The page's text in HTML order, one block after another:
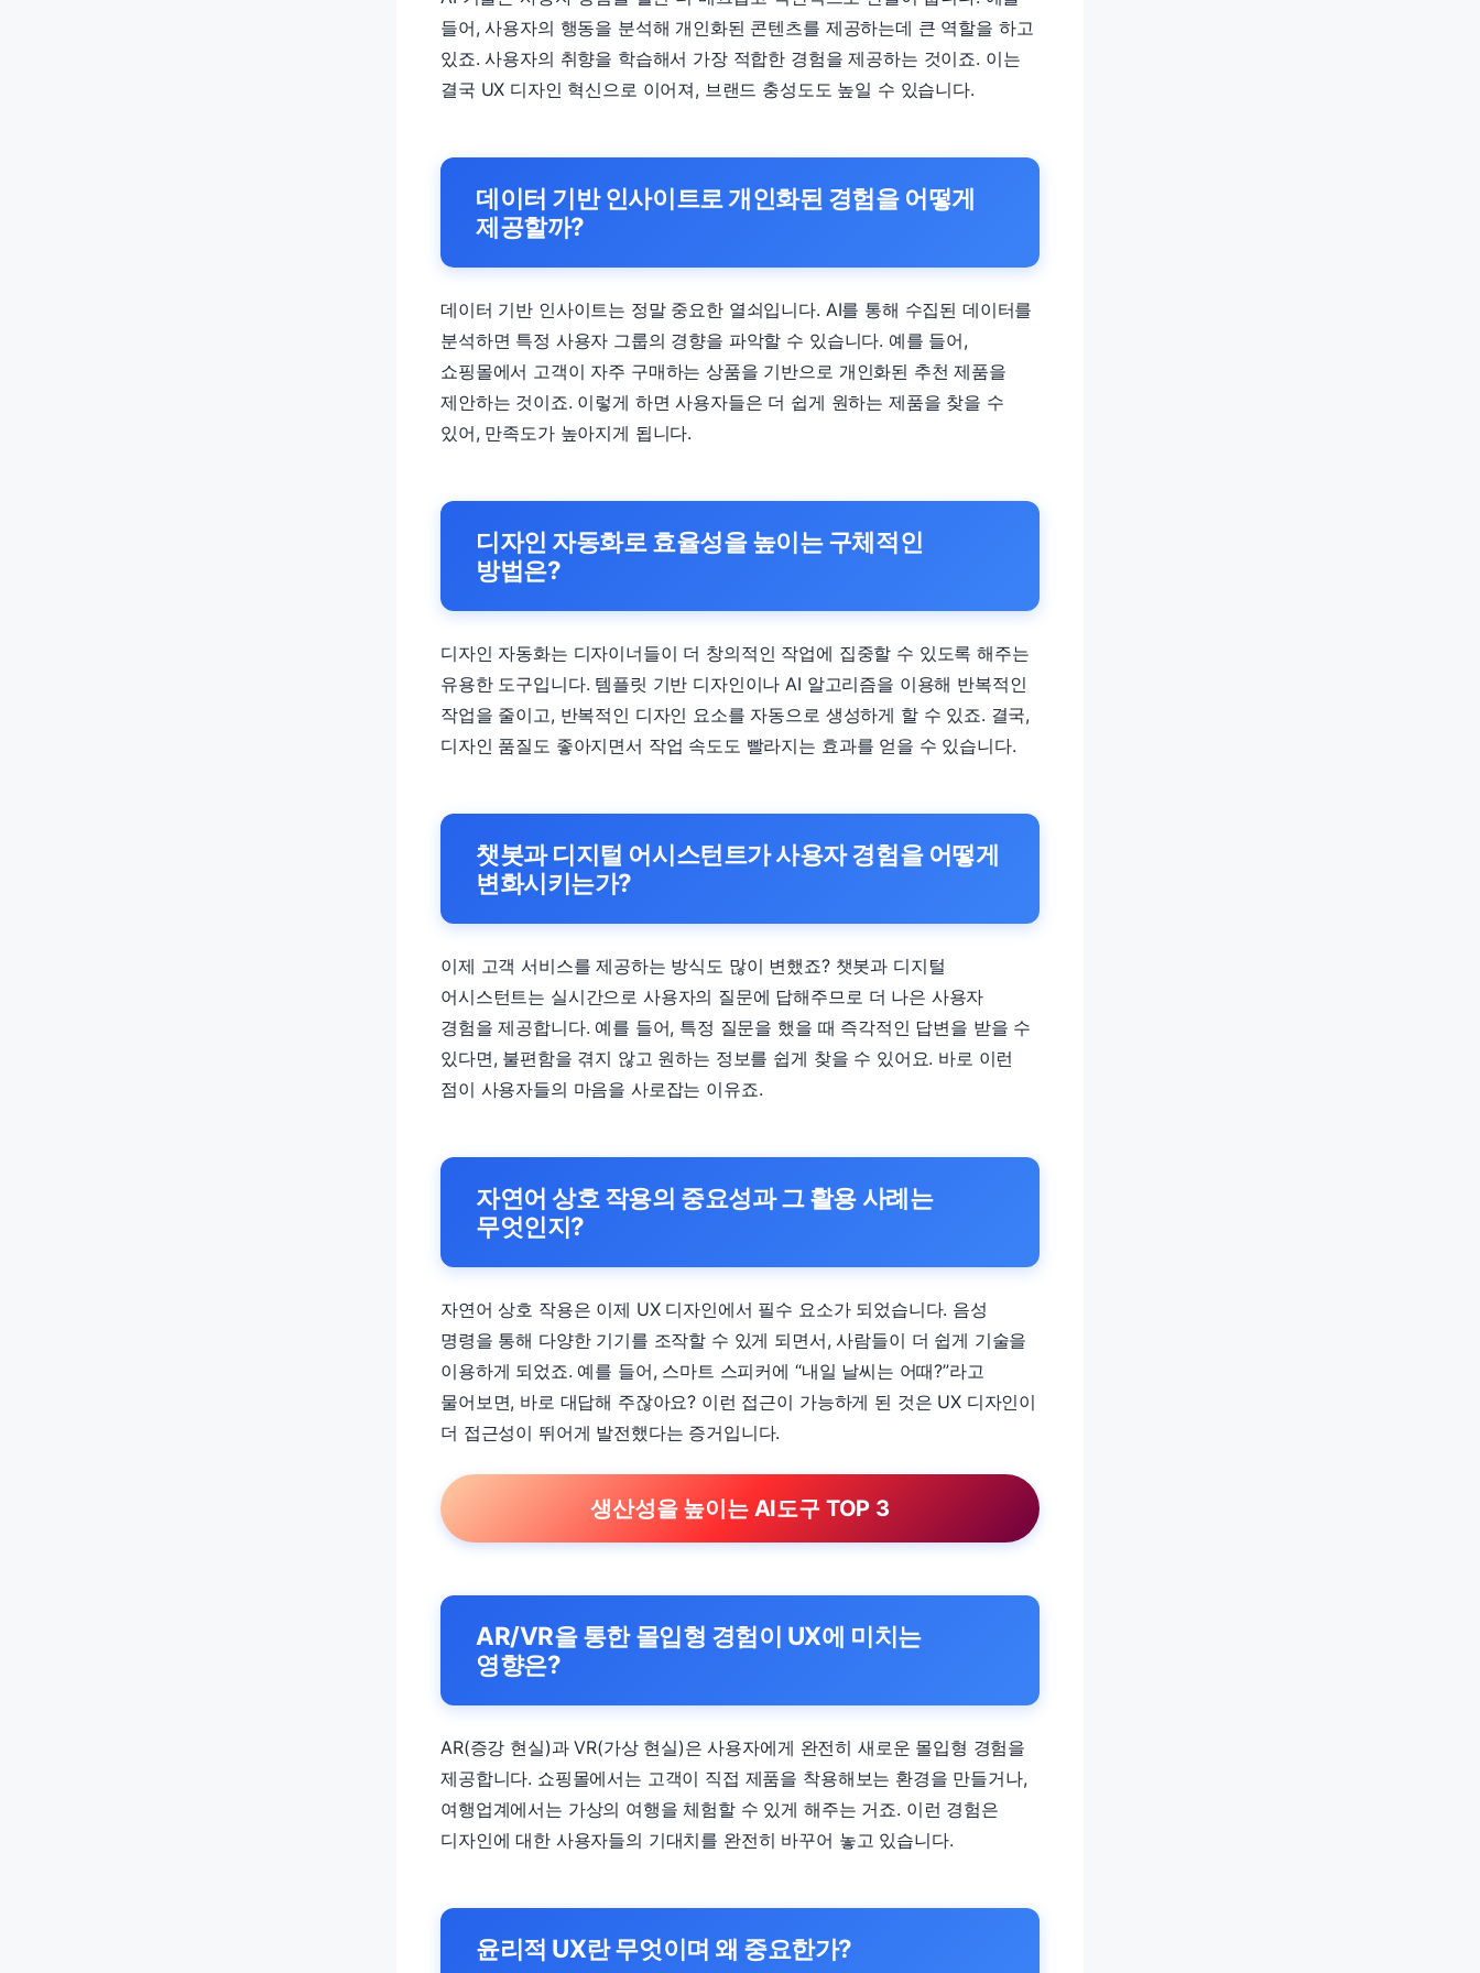
들어, 사용자의 행동을 분석해 개인화된 콘텐츠를 제공하는데 큰 역할을 하고
있죠. 사용자의 취향을 학습해서 가장 적합한 경험을 제공하는 것이죠. 이는
결국 UX 디자인 혁신으로 이어져, 브랜드 충성도도 높일 수 있습니다.
데이터 기반 인사이트로 개인화된 경험을 어떻게
제공할까?
데이터 기반 인사이트는 정말 중요한 열쇠입니다. AI를 통해 수집된 데이터를
분석하면 특정 사용자 그룹의 경향을 파악할 수 있습니다. 예를 들어,
쇼핑몰에서 고객이 자주 구매하는 상품을 기반으로 개인화된 추천 제품을
제안하는 것이죠. 이렇게 하면 사용자들은 더 쉽게 원하는 제품을 찾을 수
있어, 만족도가 높아지게 됩니다.
디자인 자동화로 효율성을 높이는 구체적인
방법은?
디자인 자동화는 디자이너들이 더 창의적인 작업에 집중할 수 있도록 해주는
유용한 도구입니다. 템플릿 기반 디자인이나 AI 알고리즘을 이용해 반복적인
작업을 줄이고, 반복적인 디자인 요소를 자동으로 생성하게 할 수 있죠. 결국,
디자인 품질도 좋아지면서 작업 속도도 빨라지는 효과를 얻을 수 있습니다.
챗봇과 디지털 어시스턴트가 사용자 경험을 어떻게
변화시키는가?
이제 고객 서비스를 제공하는 방식도 많이 변했죠? 챗봇과 디지털
어시스턴트는 실시간으로 사용자의 질문에 답해주므로 더 나은 사용자
경험을 제공합니다. 예를 들어, 특정 질문을 했을 때 즉각적인 답변을 받을 수
있다면, 불편함을 겪지 않고 원하는 정보를 쉽게 찾을 수 있어요. 바로 이런
점이 사용자들의 마음을 사로잡는 이유죠.
자연어 상호 작용의 중요성과 그 활용 사례는
무엇인지?
자연어 상호 작용은 이제 UX 디자인에서 필수 요소가 되었습니다. 음성
명령을 통해 다양한 기기를 조작할 수 있게 되면서, 사람들이 더 쉽게 기술을
이용하게 되었죠. 예를 들어, 스마트 스피커에 “내일 날씨는 어때?”라고
물어보면, 바로 대답해 주잖아요? 이런 접근이 가능하게 된 것은 UX 디자인이
더 접근성이 뛰어게 발전했다는 증거입니다.
생산성을 높이는 AI도구 TOP 3
AR/VR을 통한 몰입형 경험이 UX에 미치는
영향은?
AR(증강 현실)과 VR(가상 현실)은 사용자에게 완전히 새로운 몰입형 경험을
제공합니다. 쇼핑몰에서는 고객이 직접 제품을 착용해보는 환경을 만들거나,
여행업계에서는 가상의 여행을 체험할 수 있게 해주는 거죠. 이런 경험은
디자인에 대한 사용자들의 기대치를 완전히 바꾸어 놓고 있습니다.
윤리적 UX란 무엇이며 왜 중요한가?